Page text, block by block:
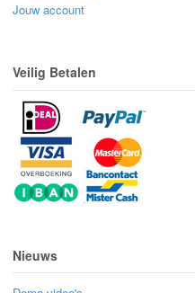
Jouw account
Veilig Betalen
Nieuws